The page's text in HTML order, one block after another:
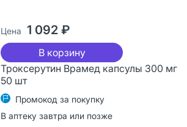
Цена 1 092 ₽
В корзину
Троксерутин Врамед капсулы 300 мг
50 шт
Промокод за покупку
В аптеку завтра или позже